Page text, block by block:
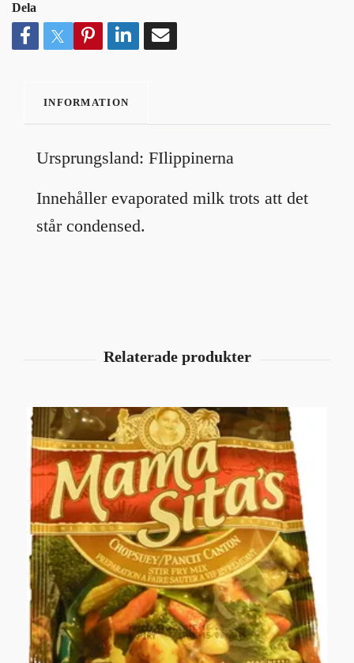
Dela
INFORMATION
Ursprungsland: FIlippinerna
Innehåller evaporated milk trots att det
står condensed.